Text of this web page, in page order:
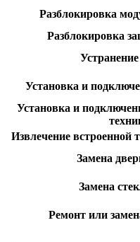
Разблокировка
Разблокировка
Устранение
Установка и
Установка и
Извлечение встроенной
Замена
Замена
Ремонт или